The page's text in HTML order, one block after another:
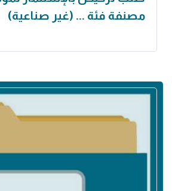
مصنفة فئة ... (غير صناعية)‏